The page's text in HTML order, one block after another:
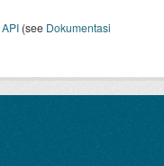
API (see Dokumentasi